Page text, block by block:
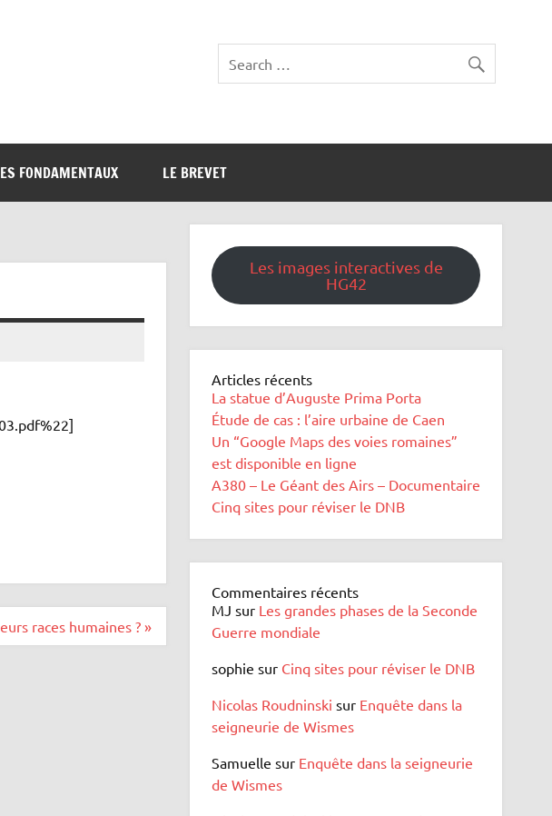
FONDAMENTAUX LE BREVET
races humaines ? »
Les images interactives de
HG42
Articles récents
La statue d’Auguste Prima Porta
Étude de cas : l’aire urbaine de Caen
Un “Google Maps des voies romaines”
est disponible en ligne
A380 – Le Géant des Airs – Documentaire
Cinq sites pour réviser le DNB
Commentaires récents
MJ sur Les grandes phases de la Seconde
Guerre mondiale
sophie sur Cinq sites pour réviser le DNB
Nicolas Roudninski sur Enquête dans la
seigneurie de Wismes
Samuelle sur Enquête dans la seigneurie
de Wismes